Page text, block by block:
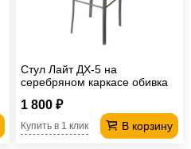
Стул Лайт ДХ-5 на
серебряном каркасе обивка
1 800 ₽
В корзину
Купить в 1 клик